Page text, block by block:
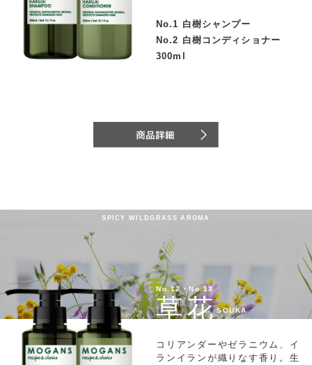
No.1 白樹シャンプー
No.2 白樹コンディショナー
300ml
SPICY WILDGRASS AROMA
No.12・No.13
草花SOUKA
コリアンダーやゼラニウム、イ
ランイランが織りなす香り。生